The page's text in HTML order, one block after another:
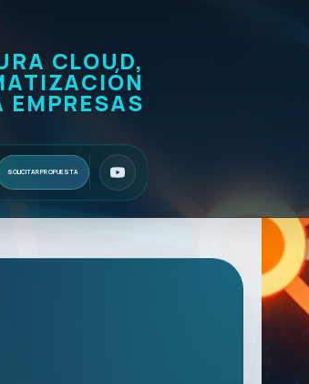
CLOUD,
EMPRESAS
SOLICITAR PROPUESTA